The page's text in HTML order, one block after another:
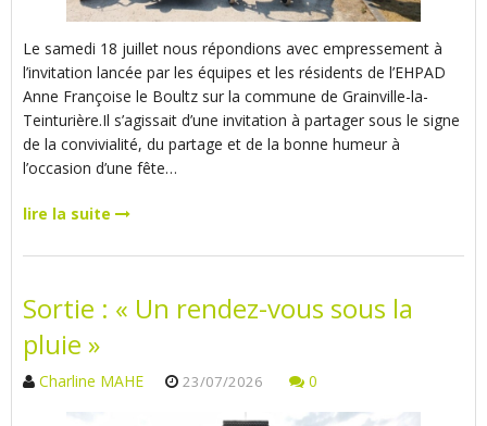
Le samedi 18 juillet nous répondions avec empressement à
l’invitation lancée par les équipes et les résidents de l’EHPAD
Anne Françoise le Boultz sur la commune de Grainville-la-
Teinturière.Il s’agissait d’une invitation à partager sous le signe
de la convivialité, du partage et de la bonne humeur à
l’occasion d’une fête…
lire la suite
Sortie : « Un rendez-vous sous la
pluie »
Charline MAHE 23/07/2026 0